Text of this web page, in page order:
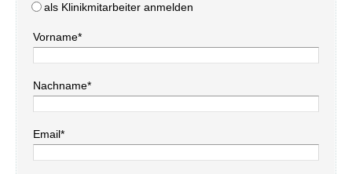
als Klinikmitarbeiter anmelden
Vorname*
Nachname*
Email*